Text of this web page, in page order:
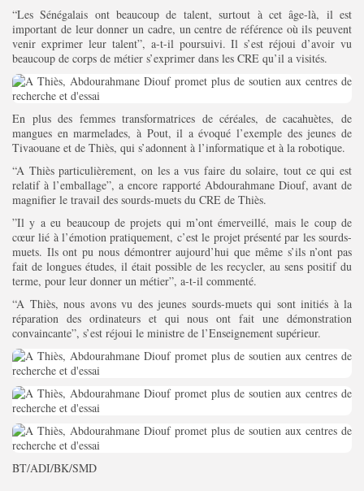
“Les Sénégalais ont beaucoup de talent, surtout à cet âge-là, il est
important de leur donner un cadre, un centre de référence où ils peuvent
venir exprimer leur talent”, a-t-il poursuivi. Il s’est réjoui d’avoir vu
beaucoup de corps de métier s’exprimer dans les CRE qu’il a visités.
En plus des femmes transformatrices de céréales, de cacahuètes, de
mangues en marmelades, à Pout, il a évoqué l’exemple des jeunes de
Tivaouane et de Thiès, qui s’adonnent à l’informatique et à la robotique.
“A Thiès particulièrement, on les a vus faire du solaire, tout ce qui est
relatif à l’emballage”, a encore rapporté Abdourahmane Diouf, avant de
magnifier le travail des sourds-muets du CRE de Thiès.
”Il y a eu beaucoup de projets qui m’ont émerveillé, mais le coup de
cœur lié à l’émotion pratiquement, c’est le projet présenté par les sourds-
muets. Ils ont pu nous démontrer aujourd’hui que même s’ils n’ont pas
fait de longues études, il était possible de les recycler, au sens positif du
terme, pour leur donner un métier”, a-t-il commenté.
“A Thiès, nous avons vu des jeunes sourds-muets qui sont initiés à la
réparation des ordinateurs et qui nous ont fait une démonstration
convaincante”, s’est réjoui le ministre de l’Enseignement supérieur.
BT/ADI/BK/SMD